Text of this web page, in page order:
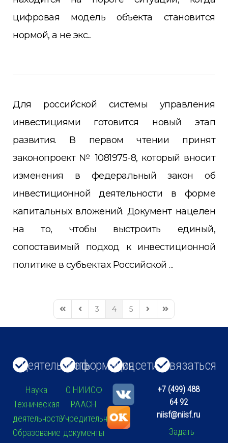
цифровая модель объекта становится
нормой, а не экс...
Для российской системы управления
инвестициями готовится новый этап
развития. В первом чтении принят
законопроект № 1081975-8, который вносит
изменения в федеральный закон об
инвестиционной деятельности в форме
капитальных вложений. Документ нацелен
на то, чтобы выстроить единый,
сопоставимый подход к инвестиционной
политике в субъектах Российской ...
First PagePrevious Page
3 4 5 Next PageLast Page
Деятельность
Наука
Техническая
деятельность
Образование
Информация
О НИИСФ
РААСН
Учредительные
документы
Соцсети Связаться
+7 (499) 488
64 92
niisf@niisf.ru
Задать